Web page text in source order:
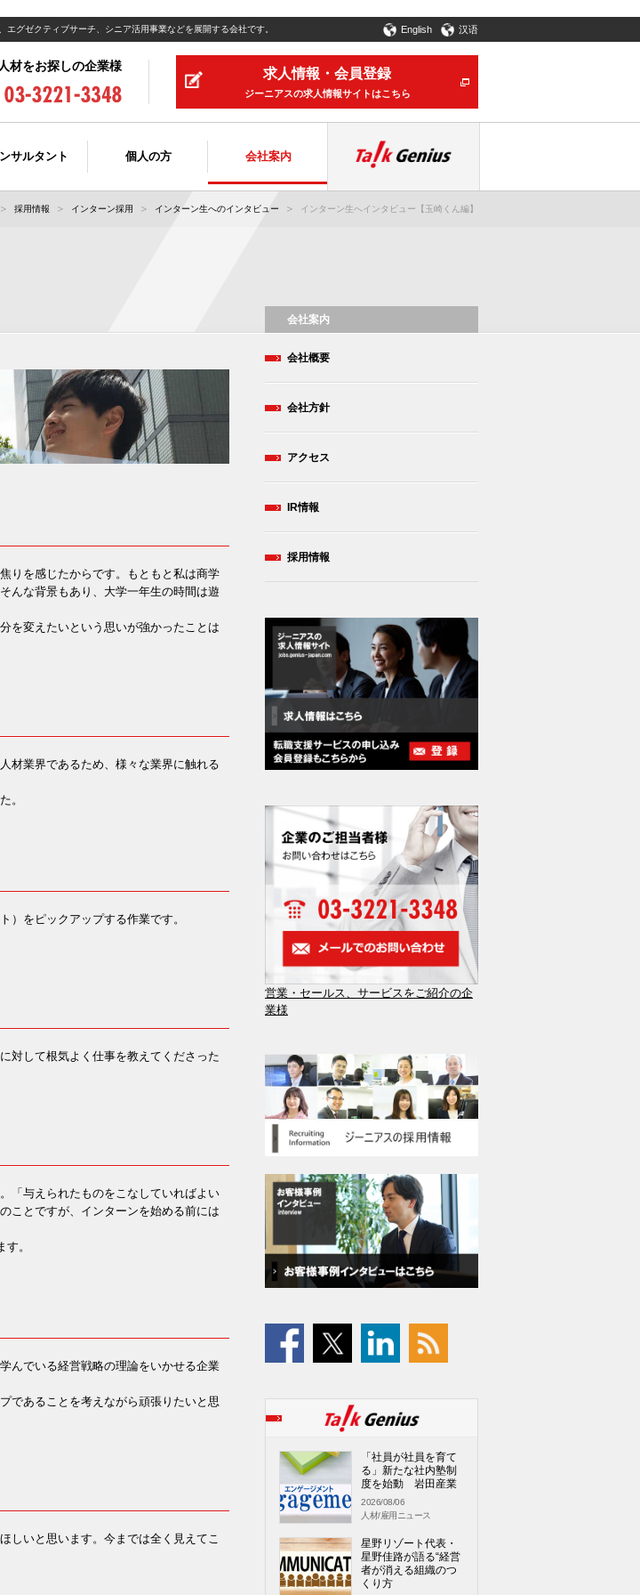
グゼクティブサーチ、シニア活用事業などを展開する会社です。
サルタント 個人の方 会社案内
English 汉语
求人情報・会員登録
ジーニアスの求人情報サイトはこちら
人材をお探しの企業様
採用情報 インターン採用 インターン生へのインタビュー インターン生へインタビュー【玉崎くん編】
りを感じたからです。もともと私は商学
んな背景もあり、大学一年生の時間は遊
を変えたいという思いが強かったことは
材業界であるため、様々な業界に触れる
。
）をピックアップする作業です。
対して根気よく仕事を教えてくださった
「与えられたものをこなしていればよい
ことですが、インターンを始める前には
。
んでいる経営戦略の理論をいかせる企業
であることを考えながら頑張りたいと思
しいと思います。今までは全く見えてこ
会社案内
会社概要
会社方針
アクセス
IR情報
採用情報
営業・セールス、サービスをご紹介の企
業様
「社員が社員を育て
る」新たな社内塾制
度を始動 岩田産業
2026/08/06
人材/雇用ニュース
星野リゾート代表・
星野佳路が語る“経営
者が消える組織のつ
くり方